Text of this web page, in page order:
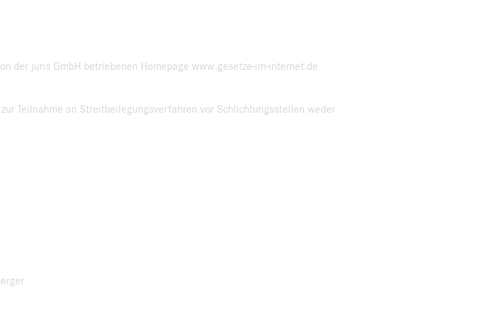
der juris GmbH betriebenen Homepage www.gesetze-im-internet.de
Teilnahme an Streitbeilegungsverfahren vor Schlichtungsstellen weder